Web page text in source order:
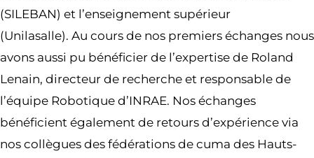
(SILEBAN) et l’enseignement supérieur
(Unilasalle). Au cours de nos premiers échanges nous
avons aussi pu bénéficier de l’expertise de Roland
Lenain, directeur de recherche et responsable de
l’équipe Robotique d’INRAE. Nos échanges
bénéficient également de retours d’expérience via
nos collègues des fédérations de cuma des Hauts-